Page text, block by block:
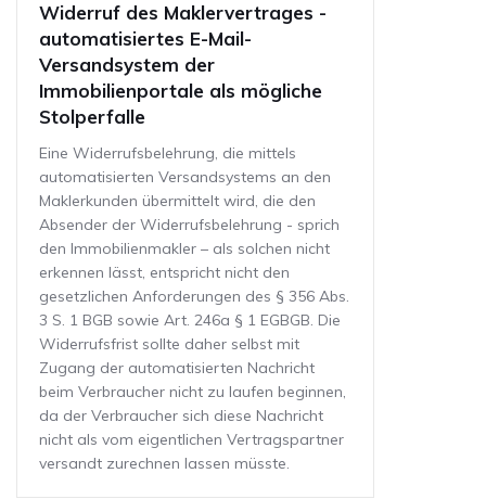
Widerruf des Maklervertrages -
automatisiertes E-Mail-
Versandsystem der
Immobilienportale als mögliche
Stolperfalle
Eine Widerrufsbelehrung, die mittels
automatisierten Versandsystems an den
Maklerkunden übermittelt wird, die den
Absender der Widerrufsbelehrung - sprich
den Immobilienmakler – als solchen nicht
erkennen lässt, entspricht nicht den
gesetzlichen Anforderungen des § 356 Abs.
3 S. 1 BGB sowie Art. 246a § 1 EGBGB. Die
Widerrufsfrist sollte daher selbst mit
Zugang der automatisierten Nachricht
beim Verbraucher nicht zu laufen beginnen,
da der Verbraucher sich diese Nachricht
nicht als vom eigentlichen Vertragspartner
versandt zurechnen lassen müsste.